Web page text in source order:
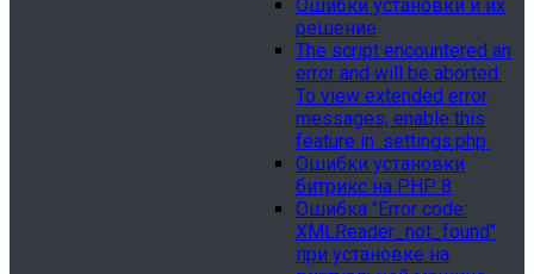
Ошибки установки и их
решение
The script encountered an
error and will be aborted.
To view extended error
messages, enable this
feature in .settings.php.
Ошибки установки
битрикс на PHP 8
Ошибка "Error сode:
XMLReader_not_found"
при установке на